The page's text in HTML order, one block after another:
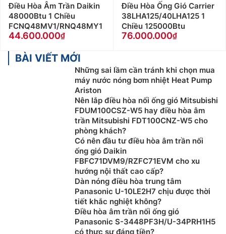
Điều Hòa Âm Trần Daikin
48000Btu 1 Chiều
FCNQ48MV1/RNQ48MY1
44.600.000
Điều Hòa Ống Gió Carrier
38LHA125/40LHA125 1
Chiều 125000Btu
76.000.000
BÀI VIẾT MỚI
Những sai lầm cần tránh khi chọn mua
máy nước nóng bơm nhiệt Heat Pump
Ariston
Nên lắp điều hòa nối ống gió Mitsubishi
FDUM100CSZ-W5 hay điều hòa âm
trần Mitsubishi FDT100CNZ-W5 cho
phòng khách?
Có nên đầu tư điều hòa âm trần nối
ống gió Daikin
FBFC71DVM9/RZFC71EVM cho xu
hướng nội thất cao cấp?
Dàn nóng điều hòa trung tâm
Panasonic U-10LE2H7 chịu được thời
tiết khắc nghiệt không?
Điều hòa âm trần nối ống gió
Panasonic S-3448PF3H/U-34PRH1H5
có thực sự đáng tiền?